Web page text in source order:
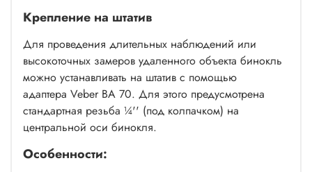
Крепление на штатив
Для проведения длительных наблюдений или
высокоточных замеров удаленного объекта бинокль
можно устанавливать на штатив с помощью
адаптера Veber BA 70. Для этого предусмотрена
стандартная резьба ¼'' (под колпачком) на
центральной оси бинокля.
Особенности: